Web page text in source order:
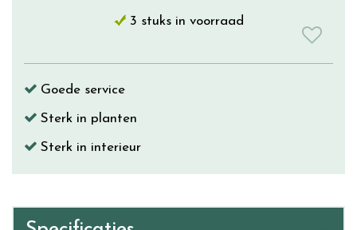
3 stuks in voorraad
Goede service
Sterk in planten
Sterk in interieur